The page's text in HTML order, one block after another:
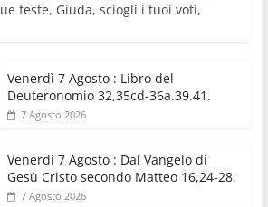
feste, Giuda, sciogli i tuoi voti,
Venerdì 7 Agosto : Libro del
Deuteronomio 32,35cd-36a.39.41.
7 Agosto 2026
Venerdì 7 Agosto : Dal Vangelo di
Gesù Cristo secondo Matteo 16,24-28.
7 Agosto 2026